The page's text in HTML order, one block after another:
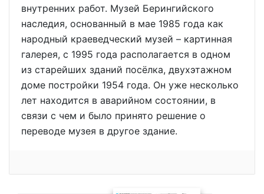
внутренних работ. Музей Берингийского
наследия, основанный в мае 1985 года как
народный краеведческий музей – картинная
галерея, с 1995 года располагается в одном
из старейших зданий посёлка, двухэтажном
доме постройки 1954 года. Он уже несколько
лет находится в аварийном состоянии, в
связи с чем и было принято решение о
переводе музея в другое здание.